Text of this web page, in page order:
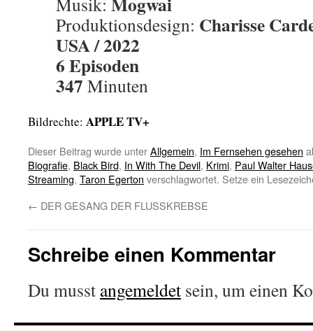
Produktionsdesign: Charisse
USA / 2022
6 Episoden
347 Minuten
Bildrechte: APPLE TV+
Dieser Beitrag wurde unterAllgemein, Im Fernsehen gesehen
Biografie, Black Bird, In With The Devil, Krimi, Paul Walter
Streaming, Taron Egerton verschlagwortet. Setze ein
← DER GESANG DER FLUSSKREBSE
Schreibe einen Kommentar
Du musst angemeldet sein, um einen